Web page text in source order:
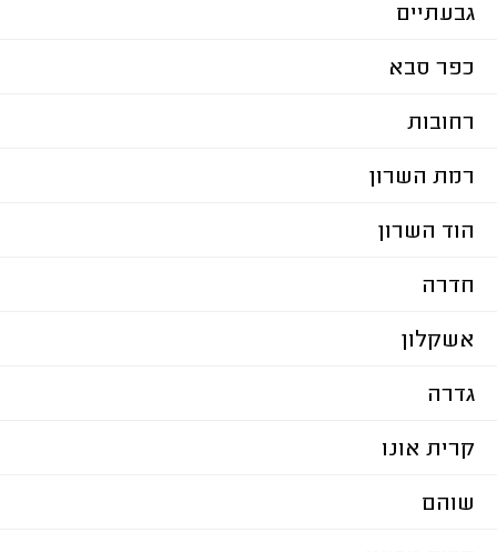
גבעתיים
כפר סבא
רחובות
רמת השרון
הוד השרון
חדרה
אשקלון
גדרה
קרית אונו
שוהם